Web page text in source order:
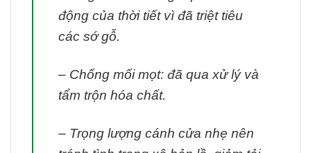
động của thời tiết vì đã triệt tiêu
các sớ gỗ.
– Chống mối mọt: đã qua xử lý và
tẩm trộn hóa chất.
– Trọng lượng cánh cửa nhẹ nên